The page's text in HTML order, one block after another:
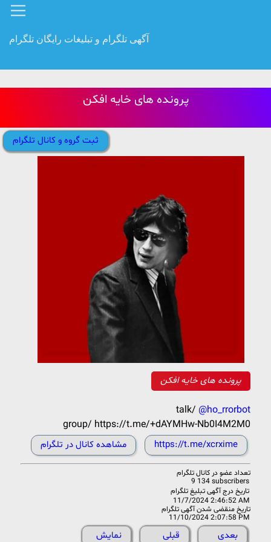
آگهی تلگرام و تبلیغات رایگان تلگرام
پرونده های خایه افکن
ثبت گروه و کانال تلگرام
پرونده های خایه افکن
talk/ @ho_rrorbot
group/ https://t.me/+dAYMHw-Nb0I4M2M0
مشاهده کانال در تلگرام https://t.me/xcrxime
تعداد عضو در کانال تلگرام
9 134 subscribers
تاریخ درج آگهی تبلیغ تلگرام
11/7/2024 2:46:52 AM
تاریخ منقضی شدن آگهی تلگرام
11/10/2024 2:07:58 PM
نمایش قبلی بعدی